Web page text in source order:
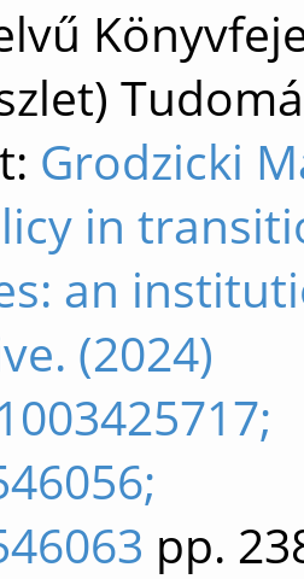
Grodzicki
in
an
(2024)
pp.